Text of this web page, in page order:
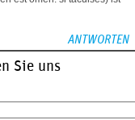
ANTWORTEN
Sie uns